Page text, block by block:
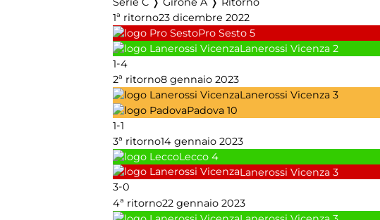
1ª ritorno23 dicembre 2022
Pro Sesto 5
Lanerossi Vicenza 2
1-4
2ª ritorno8 gennaio 2023
Lanerossi Vicenza 3
Padova 10
1-1
3ª ritorno14 gennaio 2023
Lecco 4
Lanerossi Vicenza 3
3-0
4ª ritorno22 gennaio 2023